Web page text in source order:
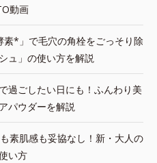
動画
素*」で毛穴の角栓をごっそり除
ュ」の使い方を解説
過ごしたい日にも！ふんわり美
パウダーを解説
素肌感も妥協なし！新・大人の
い方